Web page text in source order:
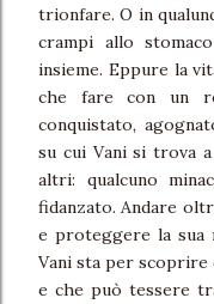
trionfare. O in
crampi allo
insieme. Eppure la
che fare con un
conquistato,
su cui Vani si trova
altri: qualcuno
fidanzato. Andare
e proteggere la sua
Vani sta per scoprire
e che può tessere